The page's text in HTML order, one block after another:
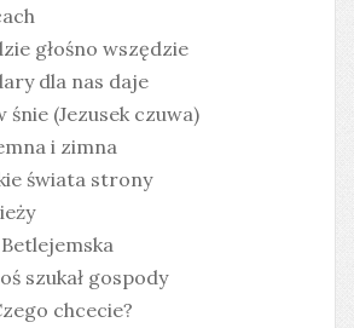
głośno wszędzie
dla nas daje
śnie (Jezusek czuwa)
i zimna
świata strony
szukał gospody
chcecie?